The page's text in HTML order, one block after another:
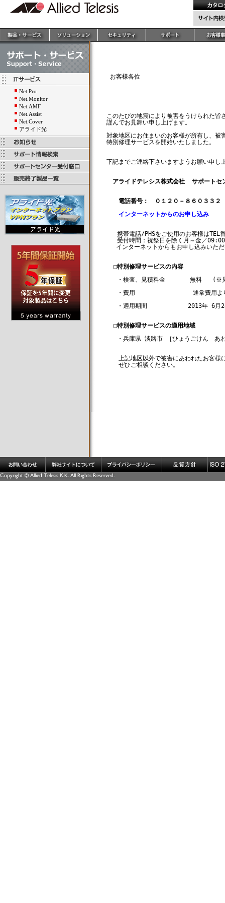
Net.Pro
Net.Monitor
Net.AMF
Net.Assist
Net.Cover
アライド光
お客様各位
このたびの地震により被害をうけられた皆
謹んでお見舞い申し上げます。
対象地区にお住まいのお客様が所有し、被
特別修理サービスを開始いたしました。
下記までご連絡下さいますようお願い申し
アライドテレシス株式会社  サポート
電話番号：　０１２０－８６０３３２
インターネットからのお申し込み
携帯電話/PHSをご使用のお客様はTEL
受付時間：祝祭日を除く月～金／
インターネットからもお申し込みいた
□特別修理サービスの内容
・検査、見積料金       無料   (※
・費用 　　            通常費用よ
・適用期間  　　　　　 2013年 6月
□特別修理サービスの適用地域
・兵庫県 淡路市 ［ひょうごけん　あ
上記地区以外で被害にあわれたお客様
ぜひご相談ください。